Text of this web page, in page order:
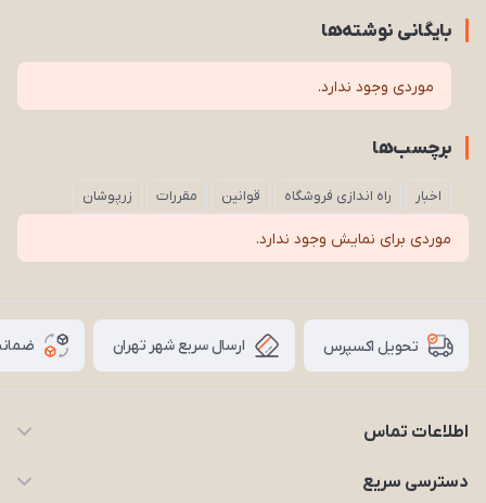
بایگانی نوشته‌ها
موردی وجود ندارد.
برچسب‌ها
اخبار راه اندازی فروشگاه قوانین مقررات زرپوشان
موردی برای نمایش وجود ندارد.
تحویل اکسپرس ارسال سریع شهر تهران
اطلاعات تماس
09203227926
دسترسی سریع